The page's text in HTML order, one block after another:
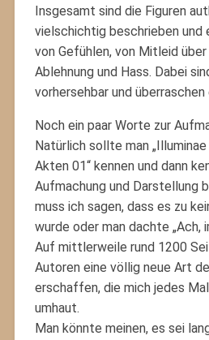
Insgesamt sind die Figuren
vielschichtig beschrieben und
von Gefühlen, von Mitleid
Ablehnung und Hass. Dabei
vorhersehbar und überraschen
Noch ein paar Worte zur
Natürlich sollte man
Akten 01“ kennen und dann
Aufmachung und Darstellung
muss ich sagen, dass es zu
wurde oder man dachte „Ach,
Auf mittlerweile rund 1200
Autoren eine völlig neue Art
erschaffen, die mich jedes
umhaut.
Man könnte meinen, es sei